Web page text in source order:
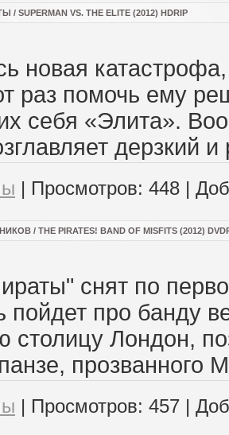
VS. THE ELITE (2012) HDRIP
новая
раз помочь ему
себя «Элита».
дерзкий
| Просмотров: 448 |
/ THE PIRATES! BAND OF MISFITS (2012)
снят по
про банду
столицу Лондон,
прозванного
| Просмотров: 457 |